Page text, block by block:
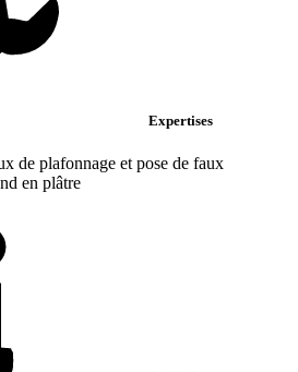
Expertises
de plafonnage et pose de faux
en plâtre